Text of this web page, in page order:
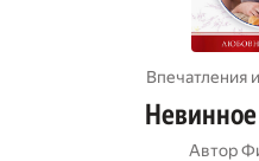
Впечатления
Автор